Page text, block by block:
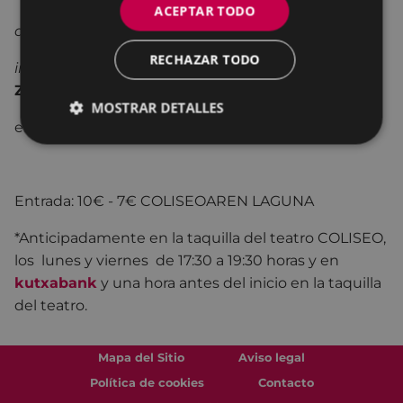
dramaturgia Jon Zabal
intérpretes
Javier Antón, Gorka Martín, Jon
Zabal
en
Entrada: 10€ - 7€ COLISEOAREN LAGUNA
*Anticipadamente en la taquilla del teatro COLISEO,
los lunes y viernes de 17:30 a 19:30 horas y en
kutxabank y una hora antes del inicio en la taquilla
del teatro.
Mapa del Sitio
Aviso legal
Política de cookies
Contacto
ACEPTAR TODO
RECHAZAR TODO
MOSTRAR DETALLES